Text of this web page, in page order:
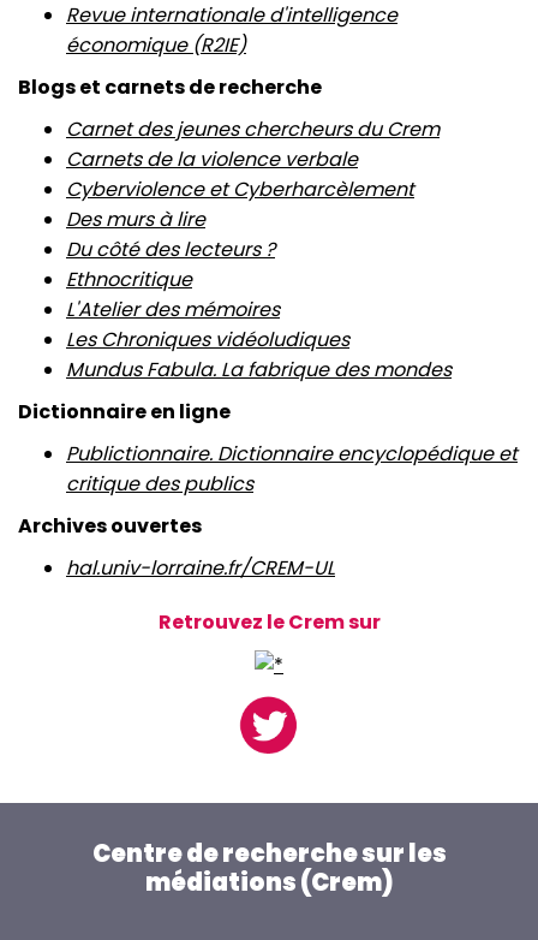
Revue internationale d'intelligence
économique (R2IE)
Blogs et carnets de recherche
Carnet des jeunes chercheurs du Crem
Carnets de la violence verbale
Cyberviolence et Cyberharcèlement
Des murs à lire
Du côté des lecteurs ?
Ethnocritique
L'Atelier des mémoires
Les Chroniques vidéoludiques
Mundus Fabula. La fabrique des mondes
Dictionnaire en ligne
Publictionnaire. Dictionnaire encyclopédique et
critique des publics
Archives ouvertes
hal.univ-lorraine.fr/CREM-UL
Retrouvez le Crem sur
Centre de recherche sur les
médiations (Crem)